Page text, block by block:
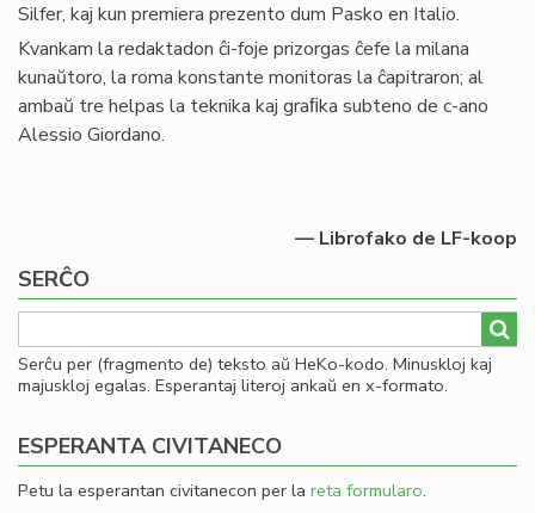
Silfer, kaj kun premiera prezento dum Pasko en Italio.
Kvankam la redaktadon ĉi-foje prizorgas ĉefe la milana
kunaŭtoro, la roma konstante monitoras la ĉapitraron; al
ambaŭ tre helpas la teknika kaj graﬁka subteno de c-ano
Alessio Giordano.
— Librofako de LF-koop
SERĈO
Serĉu per (fragmento de) teksto aŭ HeKo-kodo. Minuskloj kaj
majuskloj egalas. Esperantaj literoj ankaŭ en x-formato.
ESPERANTA CIVITANECO
Petu la esperantan civitanecon per la reta formularo.